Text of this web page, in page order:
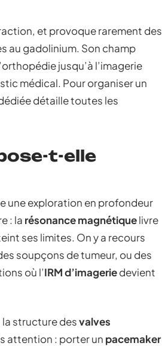
et provoque rarement des
au gadolinium. Son champ
jusqu’à l’imagerie
médical. Pour organiser un
détaille toutes les
t-elle
une exploration en profondeur
: la résonance magnétiquelivre
ses limites. On y a recours
soupçons de tumeur, ou des
où l’IRM d’imageriedevient
la structure desvalves
attention : porter un pacemaker